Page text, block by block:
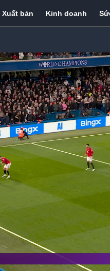
Xuất bản Kinh doanh